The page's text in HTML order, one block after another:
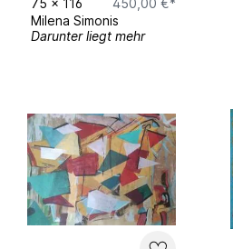
75 x 116
450,00 €*
Milena Simonis
Darunter liegt mehr